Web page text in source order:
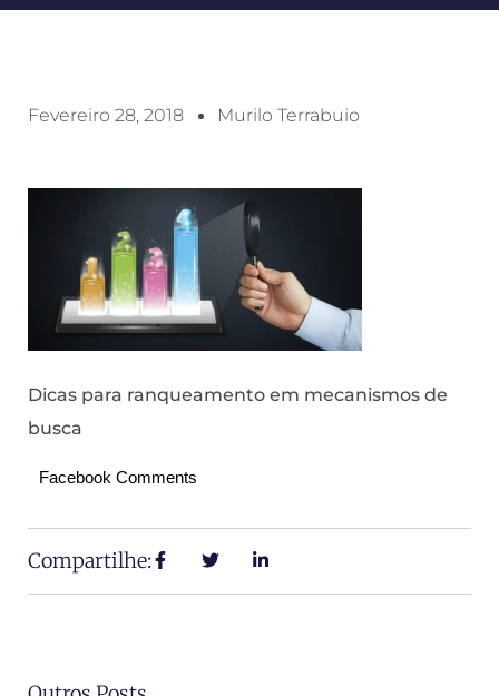
Fevereiro 28, 2018 Murilo Terrabuio
Dicas para ranqueamento em mecanismos de
busca
Facebook Comments
Compartilhe: